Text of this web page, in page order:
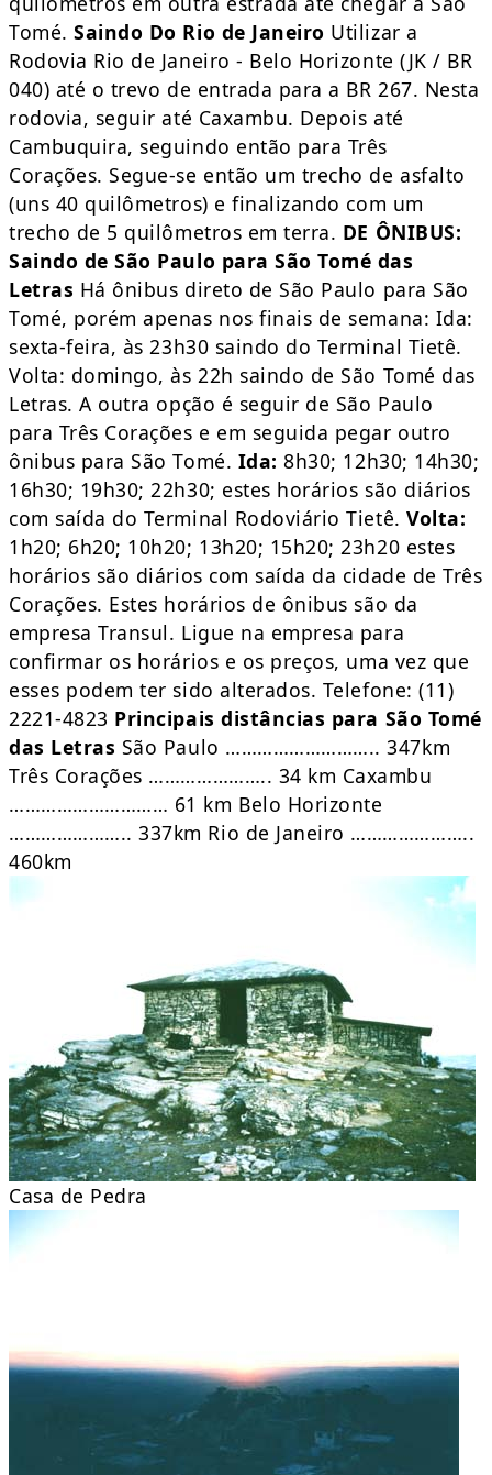
Tomé.Saindo Do Rio de Janeiro Utilizar a
Rodovia Rio de Janeiro - Belo Horizonte (JK / BR
040) até o trevo de entrada para a BR 267. Nesta
rodovia, seguir até Caxambu. Depois até
Cambuquira, seguindo então para Três
Corações. Segue-se então um trecho de asfalto
(uns 40 quilômetros) e finalizando com um
trecho de 5 quilômetros em terra. DE ÔNIBUS:
Saindo de São Paulo para São Tomé das
Letras Há ônibus direto de São Paulo para São
Tomé, porém apenas nos finais de semana: Ida:
sexta-feira, às 23h30 saindo do Terminal Tietê.
Volta: domingo, às 22h saindo de São Tomé das
Letras. A outra opção é seguir de São Paulo
para Três Corações e em seguida pegar outro
ônibus para São Tomé. Ida: 8h30; 12h30; 14h30;
16h30; 19h30; 22h30; estes horários são diários
com saída do Terminal Rodoviário Tietê.Volta:
1h20; 6h20; 10h20; 13h20; 15h20; 23h20 estes
horários são diários com saída da cidade de Três
Corações. Estes horários de ônibus são da
empresa Transul. Ligue na empresa para
confirmar os horários e os preços, uma vez que
esses podem ter sido alterados. Telefone: (11)
2221-4823 Principais distâncias para São Tomé
das Letras São Paulo ……………………….. 347km
Três Corações ………………….. 34 km Caxambu
………………………… 61 km Belo Horizonte
………………….. 337km Rio de Janeiro …………………..
460km
Casa de Pedra